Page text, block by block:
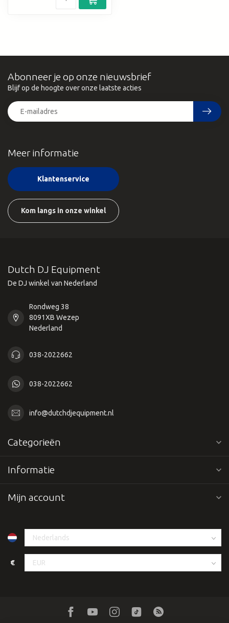
Meer informatie
Klantenservice
Kom langs in onze winkel
Abonneer je op onze nieuwsbrief
Blijf op de hoogte over onze laatste acties
Dutch DJ Equipment
De DJ winkel van Nederland
Rondweg 38
8091XB Wezep
Nederland
038-2022662
038-2022662
info@dutchdjequipment.nl
Categorieën
Informatie
Mijn account
€